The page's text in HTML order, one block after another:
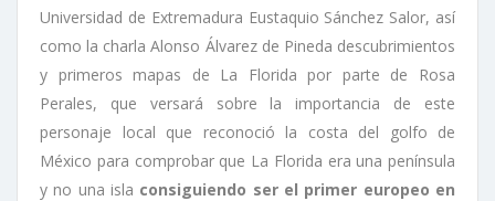
Universidad de Extremadura Eustaquio Sánchez Salor, así
como la charla Alonso Álvarez de Pineda descubrimientos
y primeros mapas de La Florida por parte de Rosa
Perales, que versará sobre la importancia de este
personaje local que reconoció la costa del golfo de
México para comprobar que La Florida era una península
y no una isla consiguiendo ser el primer europeo en